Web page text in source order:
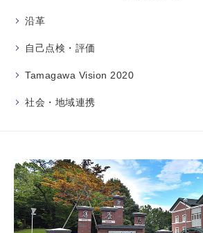
沿革
自己点検・評価
Tamagawa Vision 2020
社会・地域連携